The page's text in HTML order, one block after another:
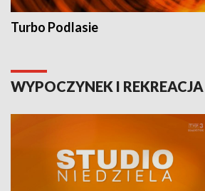
Turbo Podlasie
WYPOCZYNEK I REKREACJA